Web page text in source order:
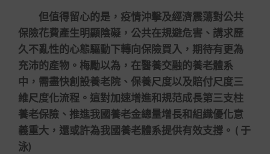
但值得留心的是，疫情沖擊及經濟震蕩對公共
保險花費產生明顯陰礙，公共在規避危害、講求歷
久不亂性的心態驅動下轉向保險買入，期待有更為
充沛的產物。梅勵以為，在醫養交融的養老體系
中，需盡快創設養老院、保養尺度以及賠付尺度三
維尺度化流程。這對加速增進和規范成長第三支柱
養老保險、推進我國養老金總量增長和組織優化意
義重大，還或許為我國養老體系提供有效支撐。 ( 于
泳)